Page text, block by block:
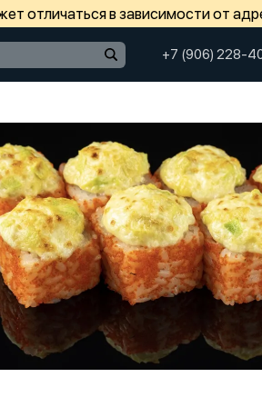
отличаться в зависимости от
+7 (906) 228-